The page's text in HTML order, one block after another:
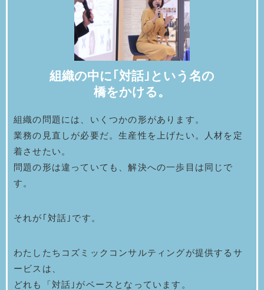
組織の中に｢対話｣という名の
橋をかける。
組織の問題には、いくつかの形があります。
業務の見直しが必要だ。生産性を上げたい。人材を定
着させたい。
問題の形は違っていても、解決への一歩目は同じで
す。
それが｢対話｣です。
わたしたちコズミックコンサルティングが提供するサ
ービスは、
どれも「対話｣がベースとなっています。